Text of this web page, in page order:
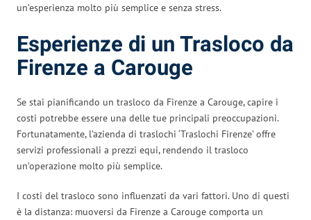
un’esperienza molto più semplice e senza stress.
Esperienze di un Trasloco da
Firenze a Carouge
Se stai pianificando un trasloco da Firenze a Carouge, capire i
costi potrebbe essere una delle tue principali preoccupazioni.
Fortunatamente, l’azienda di traslochi ‘Traslochi Firenze’ offre
servizi professionali a prezzi equi, rendendo il trasloco
un’operazione molto più semplice.
I costi del trasloco sono influenzati da vari fattori. Uno di questi
è la distanza: muoversi da Firenze a Carouge comporta un